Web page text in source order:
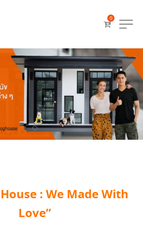
0
: We Made With
Love”